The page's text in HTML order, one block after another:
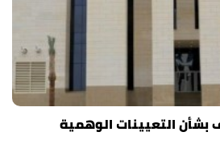
بشأن التعيينات الوهمية